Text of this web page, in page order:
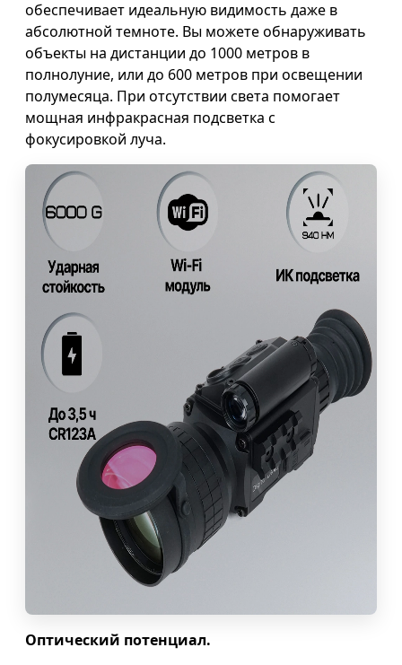
обеспечивает идеальную видимость даже в
абсолютной темноте. Вы можете обнаруживать
объекты на дистанции до 1000 метров в
полнолуние, или до 600 метров при освещении
полумесяца. При отсутствии света помогает
мощная инфракрасная подсветка с
фокусировкой луча.
Оптический потенциал.